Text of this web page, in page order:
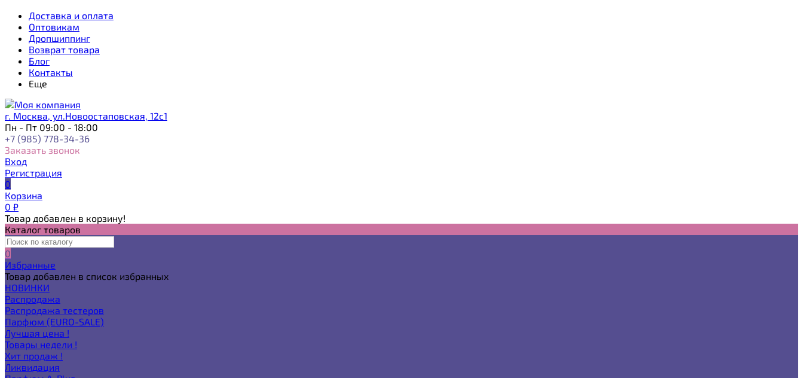
Доставка и оплата
Оптовикам
Дропшиппинг
Возврат товара
Блог
Контакты
Еще
г. Москва, ул.Новоостаповская, 12с1
Пн - Пт 09:00 - 18:00
+7 (985) 778-34-36
Заказать звонок
Вход
Регистрация
0
Корзина
0 ₽
Товар добавлен в корзину!
Каталог товаров
0
Избранные
Товар добавлен в список избранных
НОВИНКИ
Распродажа
Распродажа тестеров
Парфюм (EURO-SALE)
Лучшая цена !
Товары недели !
Хит продаж !
Ликвидация